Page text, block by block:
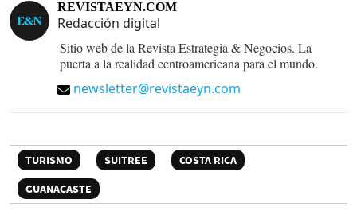
REVISTAEYN.COM
Redacción digital
Sitio web de la Revista Estrategia & Negocios. La
puerta a la realidad centroamericana para el mundo.
newsletter@revistaeyn.com
TURISMO SUITREE
COSTA RICA
GUANACASTE